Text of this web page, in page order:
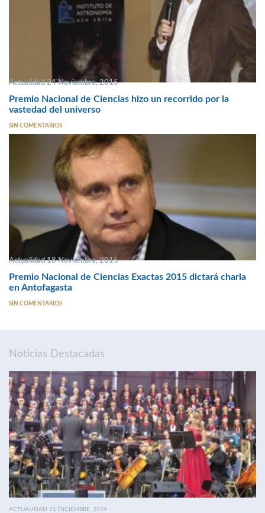
Actualidad 24 Noviembre, 2015
Premio Nacional de Ciencias hizo un recorrido por la
vastedad del universo
SIN COMENTARIOS
Actualidad 18 Noviembre, 2015
Premio Nacional de Ciencias Exactas 2015 dictará charla
en Antofagasta
SIN COMENTARIOS
Noticias Destacadas
ACTUALIDAD 21 DICIEMBRE, 2024